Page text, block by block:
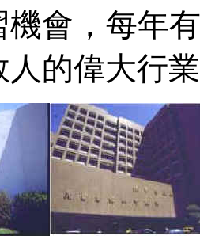
機會 ， 每年
的偉大行業